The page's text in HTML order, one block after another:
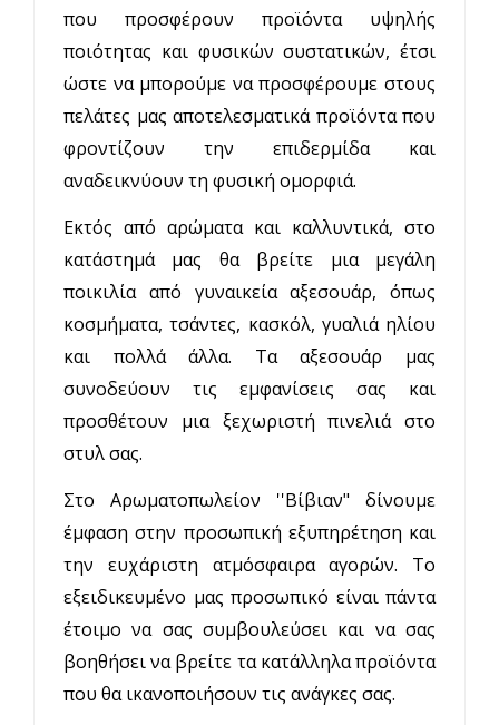
που προσφέρουν προϊόντα υψηλής
ποιότητας και φυσικών συστατικών, έτσι
ώστε να μπορούμε να προσφέρουμε στους
πελάτες μας αποτελεσματικά προϊόντα που
φροντίζουν την επιδερμίδα και
αναδεικνύουν τη φυσική ομορφιά.
Εκτός από αρώματα και καλλυντικά, στο
κατάστημά μας θα βρείτε μια μεγάλη
ποικιλία από γυναικεία αξεσουάρ, όπως
κοσμήματα, τσάντες, κασκόλ, γυαλιά ηλίου
και πολλά άλλα. Τα αξεσουάρ μας
συνοδεύουν τις εμφανίσεις σας και
προσθέτουν μια ξεχωριστή πινελιά στο
στυλ σας.
Στο Αρωματοπωλείον ''Βίβιαν" δίνουμε
έμφαση στην προσωπική εξυπηρέτηση και
την ευχάριστη ατμόσφαιρα αγορών. Το
εξειδικευμένο μας προσωπικό είναι πάντα
έτοιμο να σας συμβουλεύσει και να σας
βοηθήσει να βρείτε τα κατάλληλα προϊόντα
που θα ικανοποιήσουν τις ανάγκες σας.